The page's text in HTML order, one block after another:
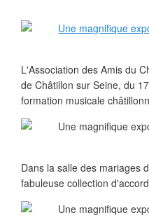
L'Association des Amis du
de Châtillon sur Seine, du
formation musicale
Dans la salle des mariages
fabuleuse collection